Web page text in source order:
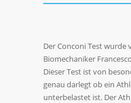
Der Conconi Test wurde
Biomechaniker
Dieser Test ist von
genau darlegt ob ein
unterbelastet ist. Der